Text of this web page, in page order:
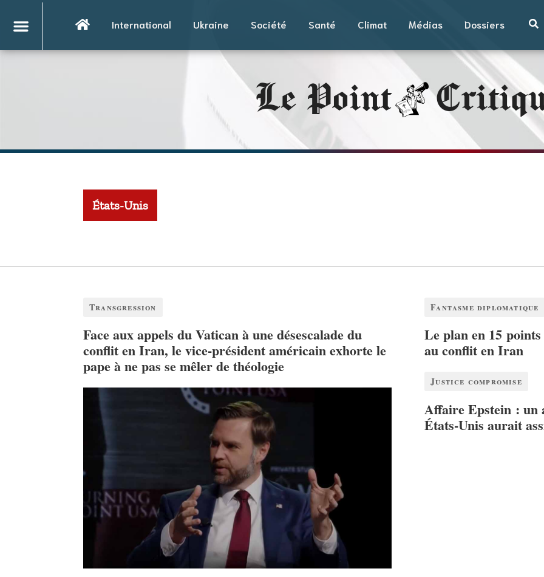
International Ukraine Société Santé Climat Médias Dossiers
Le Point
États-Unis
Transgression
Face aux appels du Vatican à une désescalade du
conflit en Iran, le vice-président américain exhorte le
pape à ne pas se mêler de théologie
Fantasme diplomatique
Le plan en 15
au conflit en Iran
Justice compromise
Affaire Epstein : un
États-Unis aurait